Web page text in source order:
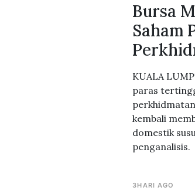
Bursa
Saham
KUALA
paras
kembali
domestik
penganalisis.
3HARI AGO